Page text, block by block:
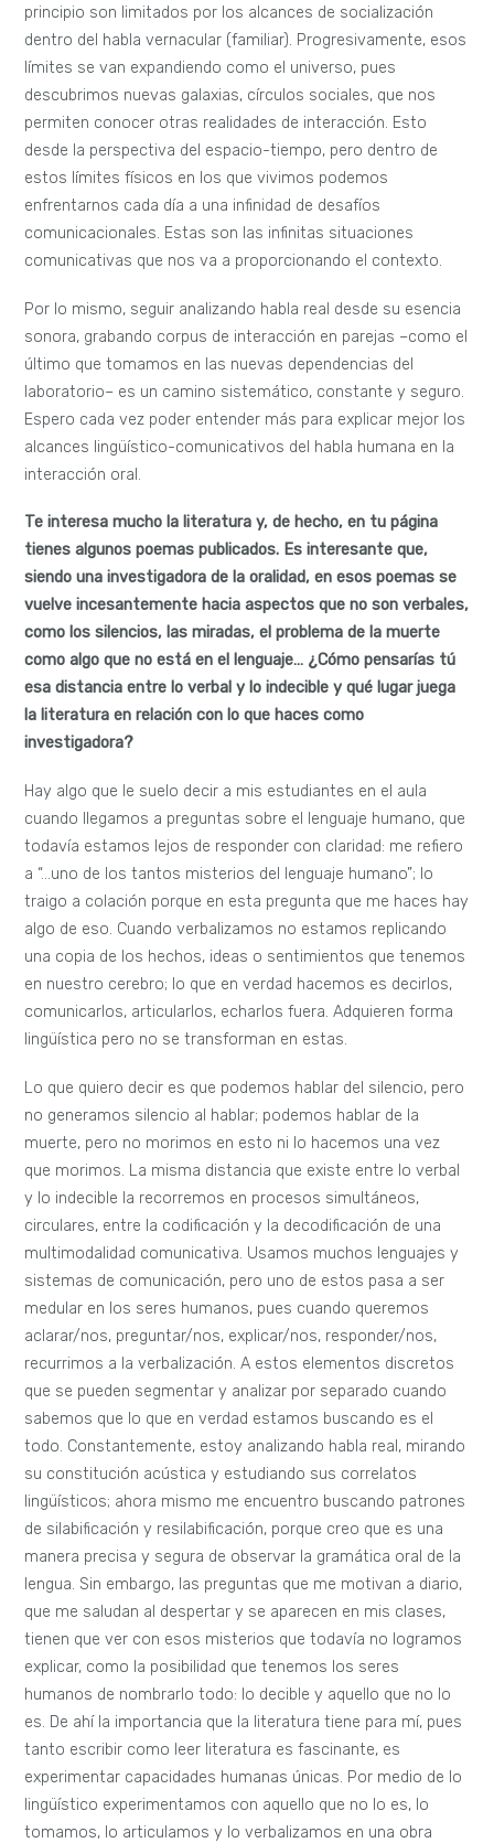
principio son limitados por los alcances de socialización
dentro del habla vernacular (familiar). Progresivamente, esos
límites se van expandiendo como el universo, pues
descubrimos nuevas galaxias, círculos sociales, que nos
permiten conocer otras realidades de interacción. Esto
desde la perspectiva del espacio-tiempo, pero dentro de
estos límites físicos en los que vivimos podemos
enfrentarnos cada día a una infinidad de desafíos
comunicacionales. Estas son las infinitas situaciones
comunicativas que nos va a proporcionando el contexto.
Por lo mismo, seguir analizando habla real desde su esencia
sonora, grabando corpus de interacción en parejas –como el
último que tomamos en las nuevas dependencias del
laboratorio– es un camino sistemático, constante y seguro.
Espero cada vez poder entender más para explicar mejor los
alcances lingüístico-comunicativos del habla humana en la
interacción oral.
Te interesa mucho la literatura y, de hecho, en tu página
tienes algunos poemas publicados. Es interesante que,
siendo una investigadora de la oralidad, en esos poemas se
vuelve incesantemente hacia aspectos que no son verbales,
como los silencios, las miradas, el problema de la muerte
como algo que no está en el lenguaje… ¿Cómo pensarías tú
esa distancia entre lo verbal y lo indecible y qué lugar juega
la literatura en relación con lo que haces como
investigadora?
Hay algo que le suelo decir a mis estudiantes en el aula
cuando llegamos a preguntas sobre el lenguaje humano, que
todavía estamos lejos de responder con claridad: me refiero
a “…uno de los tantos misterios del lenguaje humano”; lo
traigo a colación porque en esta pregunta que me haces hay
algo de eso. Cuando verbalizamos no estamos replicando
una copia de los hechos, ideas o sentimientos que tenemos
en nuestro cerebro; lo que en verdad hacemos es decirlos,
comunicarlos, articularlos, echarlos fuera. Adquieren forma
lingüística pero no se transforman en estas.
Lo que quiero decir es que podemos hablar del silencio, pero
no generamos silencio al hablar; podemos hablar de la
muerte, pero no morimos en esto ni lo hacemos una vez
que morimos. La misma distancia que existe entre lo verbal
y lo indecible la recorremos en procesos simultáneos,
circulares, entre la codificación y la decodificación de una
multimodalidad comunicativa. Usamos muchos lenguajes y
sistemas de comunicación, pero uno de estos pasa a ser
medular en los seres humanos, pues cuando queremos
aclarar/nos, preguntar/nos, explicar/nos, responder/nos,
recurrimos a la verbalización. A estos elementos discretos
que se pueden segmentar y analizar por separado cuando
sabemos que lo que en verdad estamos buscando es el
todo. Constantemente, estoy analizando habla real, mirando
su constitución acústica y estudiando sus correlatos
lingüísticos; ahora mismo me encuentro buscando patrones
de silabificación y resilabificación, porque creo que es una
manera precisa y segura de observar la gramática oral de la
lengua. Sin embargo, las preguntas que me motivan a diario,
que me saludan al despertar y se aparecen en mis clases,
tienen que ver con esos misterios que todavía no logramos
explicar, como la posibilidad que tenemos los seres
humanos de nombrarlo todo: lo decible y aquello que no lo
es. De ahí la importancia que la literatura tiene para mí, pues
tanto escribir como leer literatura es fascinante, es
experimentar capacidades humanas únicas. Por medio de lo
lingüístico experimentamos con aquello que no lo es, lo
tomamos, lo articulamos y lo verbalizamos en una obra